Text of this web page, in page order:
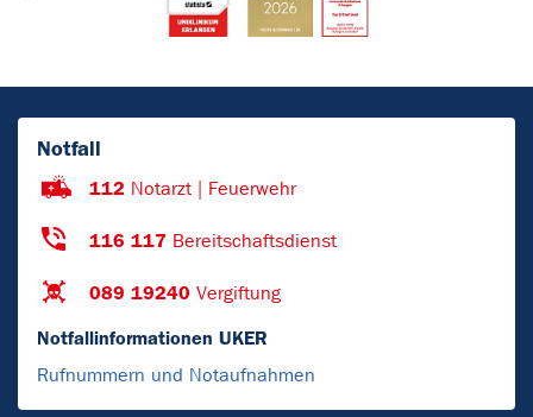
Notfall
112 Notarzt | Feuerwehr
116 117 Bereitschaftsdienst
089 19240 Vergiftung
Notfallinformationen UKER
Rufnummern und Notaufnahmen